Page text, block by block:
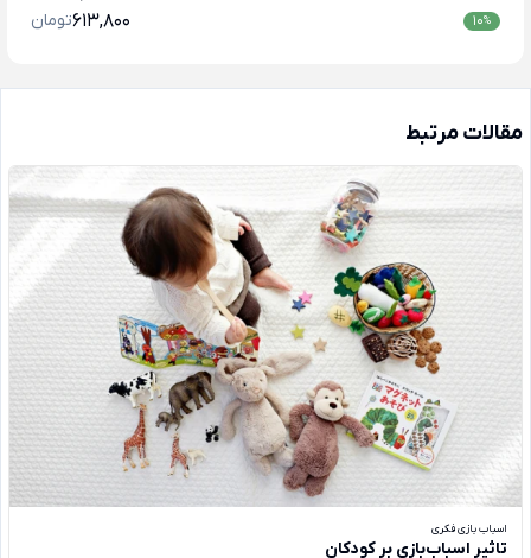
%
10 تومان613,800
مقالات مرتبط
اسباب بازی فکری
تاثیر اسباب‌بازی بر کودکان